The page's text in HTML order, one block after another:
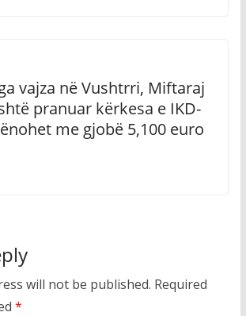
vajza në Vushtrri, Miftaraj
pranuar kërkesa e IKD-
me gjobë 5,100 euro
will not be published. Required
*